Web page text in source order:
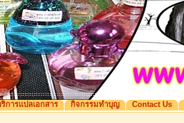
การแปลเอกสาร กิจกรรมทำบุญ Contact Us